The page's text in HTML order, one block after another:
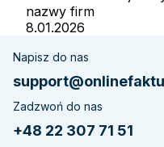
nazwy firm
8.01.2026
Napisz do nas
Zadzwoń do nas
+48 22 307 71 51